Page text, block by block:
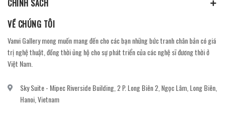
CHÍNH SÁCH
VỀ CHÚNG TÔI
Vanvi Gallery mong muốn mang đến cho các bạn những bức tranh chân bản có giá
trị nghệ thuật, đồng thời ủng hộ cho sự phát triển của các nghệ sĩ đương thời ở
Việt Nam.
Sky Suite - Mipec Riverside Building, 2 P. Long Biên 2, Ngọc Lâm, Long Biên,
Hanoi, Vietnam